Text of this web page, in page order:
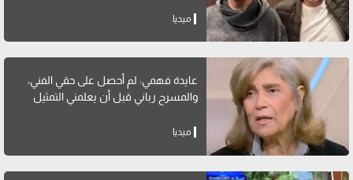
ميديا
عايدة فهمي: لم أحصل على حقي الفني،
والمسرح رباني قبل أن يعلمني التمثيل
ميديا